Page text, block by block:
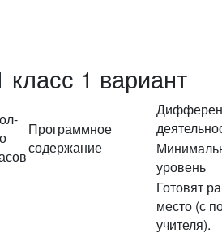
класс 1 вариант
Программное
содержание
уровень
Готовят
место (с
учителя).